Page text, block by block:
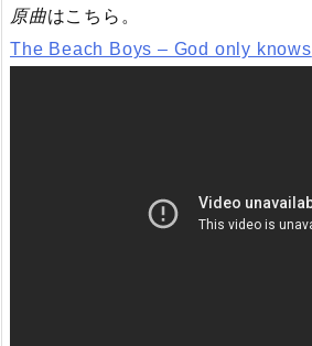
原曲はこちら。
The Beach Boys – God only knows